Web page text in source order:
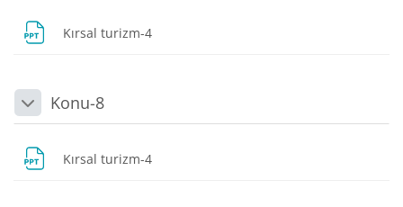
Kırsal turizm-4
DaraltKonu-8
Kırsal turizm-4